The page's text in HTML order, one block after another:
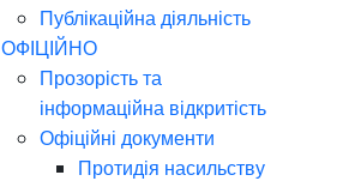
Публікаційна діяльність
ОФІЦІЙНО
Прозорість та
інформаційна відкритість
Офіційні документи
Протидія насильству